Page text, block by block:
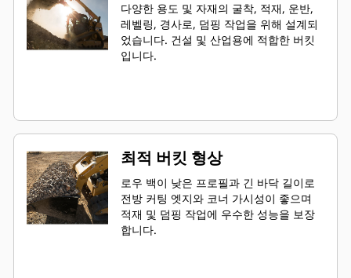
다양한 용도 및 자재의 굴착, 적재, 운반,
레벨링, 경사로, 덤핑 작업을 위해 설계되
었습니다. 건설 및 산업용에 적합한 버킷
입니다.
최적 버킷 형상
로우 백이 낮은 프로필과 긴 바닥 길이로
전방 커팅 엣지와 코너 가시성이 좋으며
적재 및 덤핑 작업에 우수한 성능을 보장
합니다.